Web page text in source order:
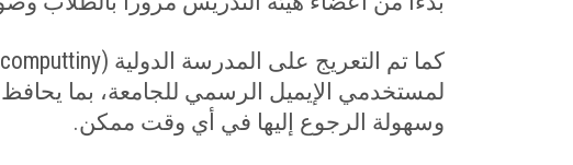
كما تم التعريج على المدرسة الدولية (
لمستخدمي الإيميل الرسمي للجامعة، بما
وسهولة الرجوع إليها في أي وقت ممكن.